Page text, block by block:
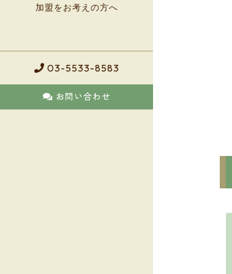
加盟をお考えの方へ
03-5533-8583
お問い合わせ